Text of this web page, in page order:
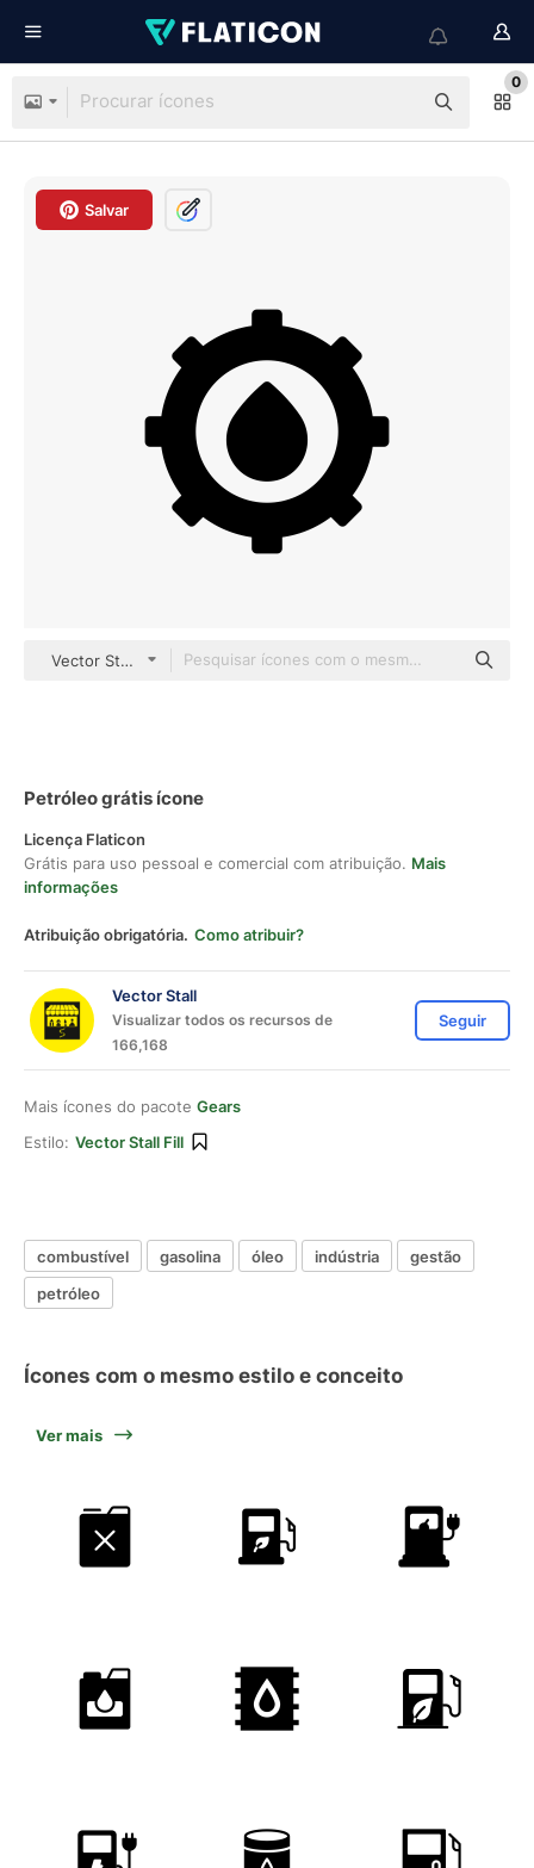
0
Salvar
Vector Stall Fill
Petróleo grátis ícone
Licença Flaticon
Grátis para uso pessoal e comercial com atribuição. Mais
informações
Atribuição obrigatória. Como atribuir?
Vector Stall
Visualizar todos os recursos de
166,168
Seguir
Mais ícones do pacote Gears
Estilo: Vector Stall Fill
combustível gasolina óleo indústria
gestão
petróleo
Ícones com o mesmo estilo e conceito
Ver mais